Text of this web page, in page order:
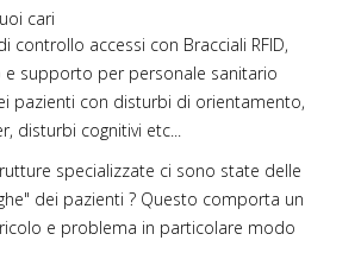
cari
controllo accessi con Bracciali RFID,
e supporto per personale sanitario
pazienti con disturbi di orientamento,
disturbi cognitivi etc...
specializzate ci sono state delle
dei pazienti ? Questo comporta un
e problema in particolare modo